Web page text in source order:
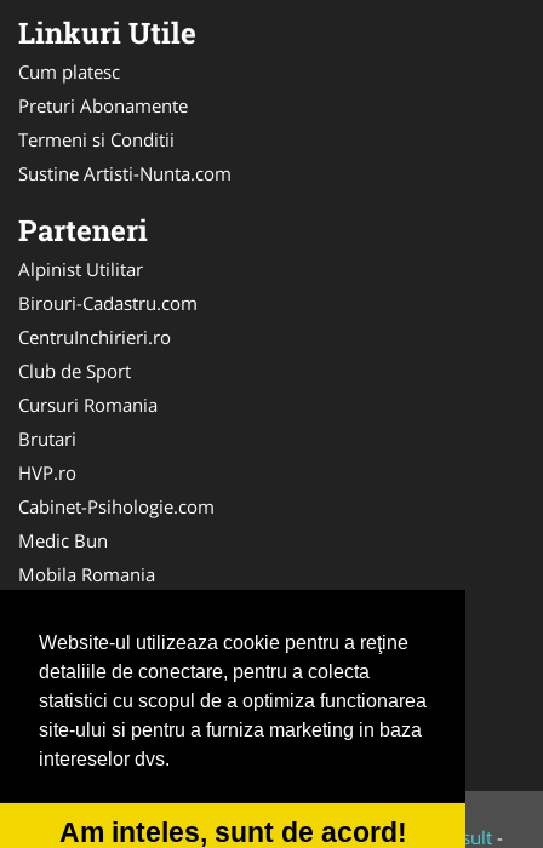
Website-ul utilizeaza cookie pentru a reţine
detaliile de conectare, pentru a colecta
statistici cu scopul de a optimiza functionarea
site-ului si pentru a furniza marketing in baza
intereselor dvs.
Am inteles, sunt de acord!
Linkuri Utile
Cum platesc
Preturi Abonamente
Termeni si Conditii
Sustine Artisti-Nunta.com
Parteneri
Alpinist Utilitar
Birouri-Cadastru.com
CentruInchirieri.ro
Club de Sport
Cursuri Romania
Brutari
HVP.ro
Cabinet-Psihologie.com
Medic Bun
Mobila Romania
Cabinet-Privat.ro
Cardiologul.ro
CentraleBoilere.ro
SistemeFotovoltaice.com
© 2014-2026 Powered byVilonMedia&Tokaido Consult -